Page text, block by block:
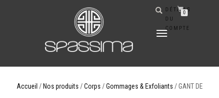
DÉPLIER
DÉTAILS
DU
COMPTE
0
Accueil / Nos produits /Corps /Gommages & Exfoliants / GANT DE